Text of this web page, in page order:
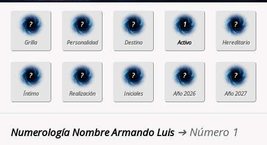
? ? ? 1 ?
? ? ? ? ?
Numerología Nombre Armando Luis➔ Número 1